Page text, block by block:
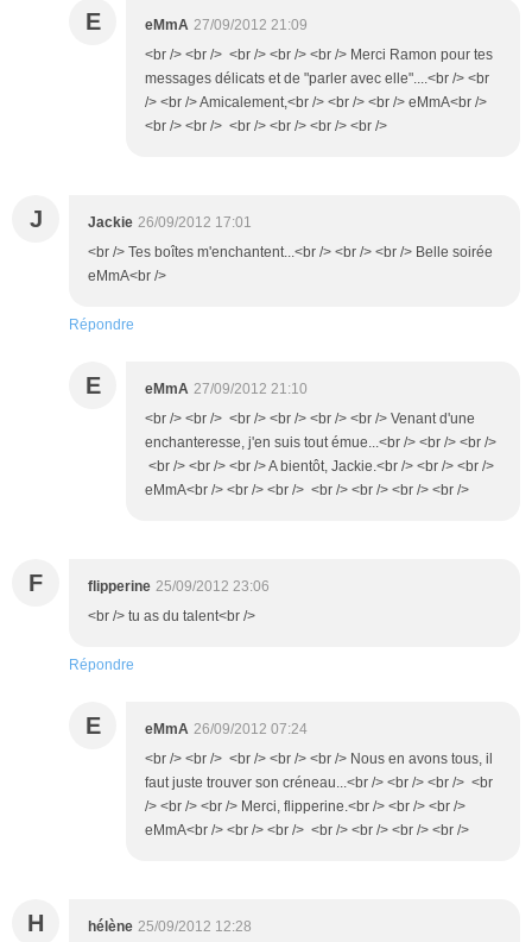
E eMmA 27/09/2012 21:09
<br /> <br /> <br /> <br /> <br /> Merci Ramon pour tes
messages délicats et de "parler avec elle"....<br /> <br
/> <br /> Amicalement,<br /> <br /> <br /> eMmA<br />
<br /> <br /> <br /> <br /> <br /> <br />
J Jackie 26/09/2012 17:01
<br /> Tes boîtes m'enchantent...<br /> <br /> <br /> Belle soirée
eMmA<br />
Répondre
E eMmA 27/09/2012 21:10
<br /> <br /> <br /> <br /> <br /> <br /> Venant d'une
enchanteresse, j'en suis tout émue...<br /> <br /> <br />
<br /> <br /> <br /> A bientôt, Jackie.<br /> <br /> <br />
eMmA<br /> <br /> <br /> <br /> <br /> <br /> <br />
F flipperine 25/09/2012 23:06
<br /> tu as du talent<br />
Répondre
E eMmA 26/09/2012 07:24
<br /> <br /> <br /> <br /> <br /> Nous en avons tous, il
faut juste trouver son créneau...<br /> <br /> <br /> <br
/> <br /> <br /> Merci, flipperine.<br /> <br /> <br />
eMmA<br /> <br /> <br /> <br /> <br /> <br /> <br />
H hélène 25/09/2012 12:28